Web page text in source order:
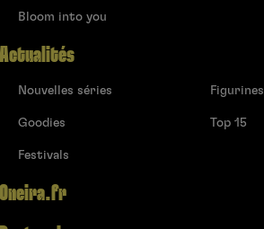
Bloom into you
Actualités
Nouvelles séries
Goodies
Festivals
Figurines
Top 15
Oneira.fr